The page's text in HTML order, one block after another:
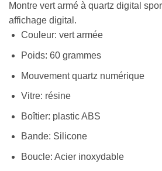
Montre vert armé à quartz digital
affichage digital.
Couleur: vert armée
Poids: 60 grammes
Mouvement quartz numérique
Vitre: résine
Boîtier: plastic ABS
Bande: Silicone
Boucle: Acier inoxydable